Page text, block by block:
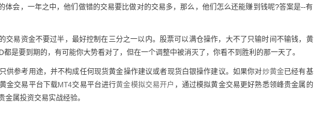
会，一年之中，他们做错的交易要比做对的交易多，那么，他们怎么还能赚到钱呢?答案是--有
易资金不要过半，最好控制在三分之一以内。股票可以满仓操作，大不了只输时间不输钱，黄
是要到期的，有可能你大势看对了，但在一个调整中被消灭了，你看不到胜利的那一天了。
供参考用途，并不构成任何现货黄金操作建议或者现货白银操作建议。如果你对炒黄金已经有基
金交易平台下载MT4交易平台进行黄金模拟交易开户 ，通过模拟黄金交易更好熟悉领峰贵金属的
属投资交易实战经验。